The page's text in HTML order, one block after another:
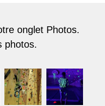
onglet Photos.
photos.